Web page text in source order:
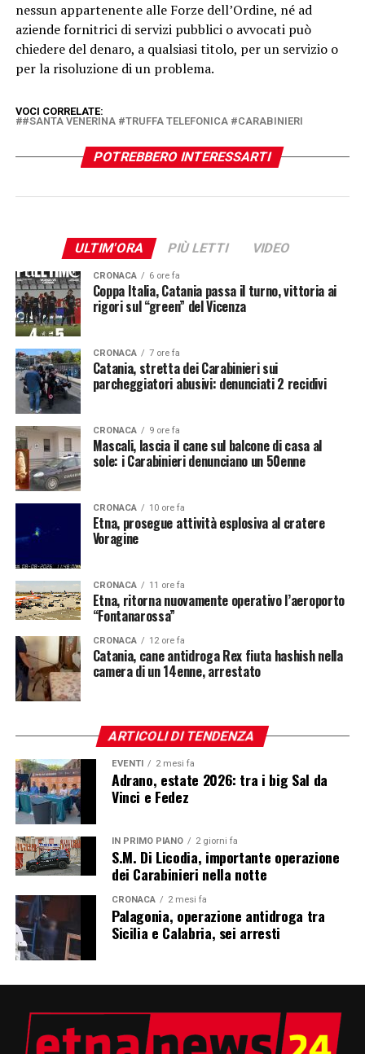
nessun appartenente alle Forze dell’Ordine, né ad
aziende fornitrici di servizi pubblici o avvocati può
chiedere del denaro, a qualsiasi titolo, per un servizio o
per la risoluzione di un problema.
VOCI CORRELATE:
#SANTA VENERINA #TRUFFA TELEFONICA #CARABINIERI
POTREBBERO INTERESSARTI
ULTIM'ORA PIÙ LETTI VIDEO
CRONACA 6 ore fa
Coppa Italia, Catania passa il turno, vittoria ai
rigori sul “green” del Vicenza
CRONACA 7 ore fa
Catania, stretta dei Carabinieri sui
parcheggiatori abusivi: denunciati 2 recidivi
CRONACA 9 ore fa
Mascali, lascia il cane sul balcone di casa al
sole: i Carabinieri denunciano un 50enne
CRONACA 10 ore fa
Etna, prosegue attività esplosiva al cratere
Voragine
CRONACA 11 ore fa
Etna, ritorna nuovamente operativo l’aeroporto
“Fontanarossa”
CRONACA 12 ore fa
Catania, cane antidroga Rex fiuta hashish nella
camera di un 14enne, arrestato
ARTICOLI DI TENDENZA
EVENTI 2 mesi fa
Adrano, estate 2026: tra i big Sal da
Vinci e Fedez
IN PRIMO PIANO 2 giorni fa
S.M. Di Licodia, importante operazione
dei Carabinieri nella notte
CRONACA 2 mesi fa
Palagonia, operazione antidroga tra
Sicilia e Calabria, sei arresti